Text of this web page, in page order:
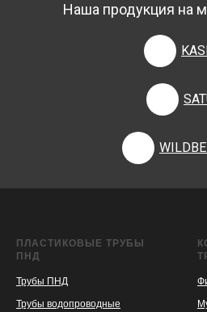
Наша продукция на
ПЛАСТИКОВЫЕ ТРУБЫ
ПНД
Трубы ПНД
Трубы водопроводные